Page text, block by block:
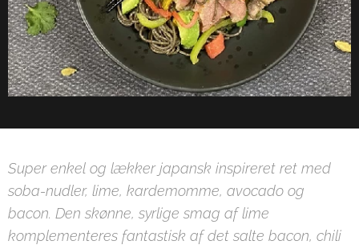
Super enkel og lækker japansk inspireret ret med
soba-nudler, lime, kardemomme, avocado og
bacon. Den skønne, syrlige smag af lime
komplementeres fantastisk af det salte bacon, chili